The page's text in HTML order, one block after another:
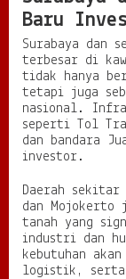
Baru
Surabaya dan
terbesar di
tidak hanya
tetapi juga
nasional.
seperti Tol
dan bandara
investor.
Daerah
dan Mojokerto
tanah yang
industri dan
kebutuhan
logistik, serta